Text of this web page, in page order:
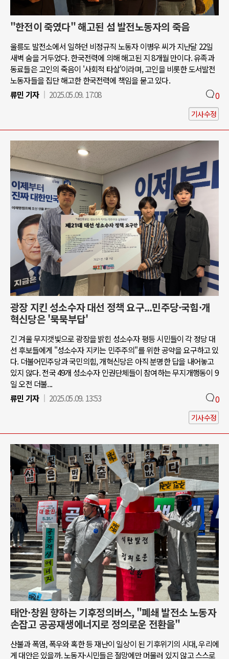
"한전이 죽였다" 해고된 섬 발전노동자의 죽음
울릉도 발전소에서 일하던 비정규직 노동자 이병우 씨가 지난달 22일
새벽 숨을 거두었다. 한국전력에 의해 해고된 지 8개월 만이다. 유족과
동료들은 고인의 죽음이 '사회적 타살'이라며, 고인을 비롯한 도서발전
노동자들을 집단 해고한 한국전력에 책임을 묻고 있다.
류민 기자
2025.05.09. 17:08 0
기사수정
광장 지킨 성소수자 대선 정책 요구...민주당·국힘·개
혁신당은 '묵묵부답'
긴 겨울 무지갯빛으로 광장을 밝힌 성소수자 평등 시민들이 각 정당 대
선 후보들에게 "성소수자 지키는 민주주의"를 위한 공약을 요구하고 있
다. 더불어민주당과 국민의힘, 개혁신당은 아직 분명한 답을 내어놓고
있지 않다. 전국 49개 성소수자 인권단체들이 참여하는 무지개행동이 9
일 오전 더불...
류민 기자
2025.05.09. 13:53 0
기사수정
태안·창원 향하는 기후정의버스, "폐쇄 발전소 노동자
손잡고 공공재생에너지로 정의로운 전환을"
산불과 폭염, 폭우와 혹한 등 재난이 일상이 된 기후위기의 시대, 우리에
게 대안은 있을까. 노동자·시민들은 절망에만 머물러 있지 않고 스스로